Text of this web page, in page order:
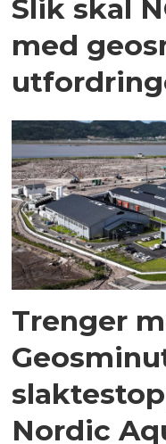
Slik skal
med
Trenger
Nordic